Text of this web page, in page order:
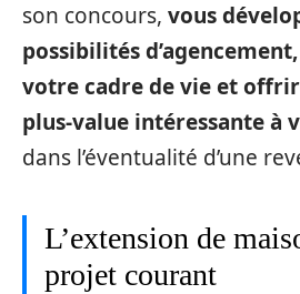
son concours, vous
possibilités
votre cadre de vie et
plus-value intéressante à
dans l’éventualité d’une
L’extension de
projet courant